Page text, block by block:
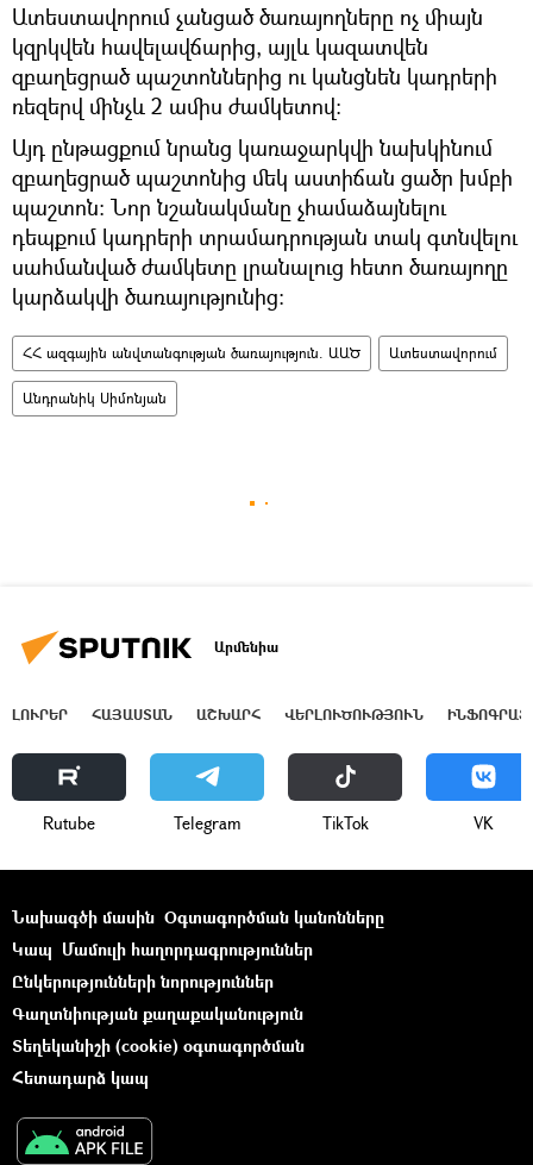
Ատեստավորում չանցած ծառայողները ոչ միայն
կզրկվեն հավելավճարից, այլև կազատվեն
զբաղեցրած պաշտոններից ու կանցնեն կադրերի
ռեզերվ մինչև 2 ամիս ժամկետով:
Այդ ընթացքում նրանց կառաջարկվի նախկինում
զբաղեցրած պաշտոնից մեկ աստիճան ցածր խմբի
պաշտոն։ Նոր նշանակմանը չհամաձայնելու
դեպքում կադրերի տրամադրության տակ գտնվելու
սահմանված ժամկետը լրանալուց հետո ծառայողը
կարձակվի ծառայությունից:
ՀՀ ազգային անվտանգության ծառայություն. ԱԱԾ Ատեստավորում
Անդրանիկ Սիմոնյան
Արմենիա
ԼՈՒՐԵՐ ՀԱՅԱՍՏԱՆ ԱՇԽԱՐՀ ՎԵՐԼՈՒԾՈՒԹՅՈՒՆ
Rutube Telegram ТikТоk VK
Նախագծի մասին Օգտագործման կանոնները
Կապ Մամուլի հաղորդագրություններ
Ընկերությունների նորություններ
Գաղտնիության քաղաքականություն
Տեղեկանիշի (cookie) օգտագործման
Հետադարձ կապ